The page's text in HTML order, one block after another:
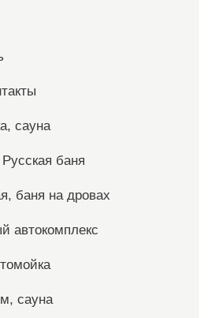
сауна
баня
баня на дровах
автокомплекс
сауна